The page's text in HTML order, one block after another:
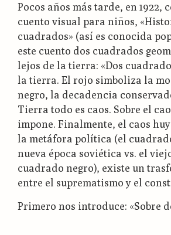
Pocos años más tarde, en 1922,
cuento visual para niños,
cuadrados» (así es conocida
este cuento dos cuadrados
lejos de la tierra: «Dos
la tierra. El rojo simboliza la
negro, la decadencia
Tierra todo es caos. Sobre el
impone. Finalmente, el caos
la metáfora política (el
nueva época soviética vs. el
cuadrado negro), existe un
entre el suprematismo y el
Primero nos introduce: «Sobre